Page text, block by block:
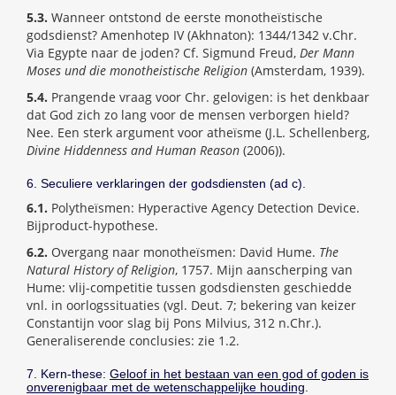
5.3. Wanneer ontstond de eerste monotheïstische
godsdienst? Amenhotep IV (Akhnaton): 1344/1342 v.Chr.
Via Egypte naar de joden? Cf. Sigmund Freud, Der Mann
Moses und die monotheistische Religion (Amsterdam, 1939).
5.4. Prangende vraag voor Chr. gelovigen: is het denkbaar
dat God zich zo lang voor de mensen verborgen hield?
Nee. Een sterk argument voor atheïsme (J.L. Schellenberg,
Divine Hiddenness and Human Reason (2006)).
6. Seculiere verklaringen der godsdiensten (ad c).
6.1. Polytheïsmen: Hyperactive Agency Detection Device.
Bijproduct-hypothese.
6.2. Overgang naar monotheïsmen: David Hume. The
Natural History of Religion, 1757. Mijn aanscherping van
Hume: vlij-competitie tussen godsdiensten geschiedde
vnl. in oorlogssituaties (vgl. Deut. 7; bekering van keizer
Constantijn voor slag bij Pons Milvius, 312 n.Chr.).
Generaliserende conclusies: zie 1.2.
7. Kern-these: Geloof in het bestaan van een god of goden is
onverenigbaar met de wetenschappelijke houding